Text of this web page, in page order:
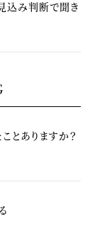
込み判断で聞き
とありますか？